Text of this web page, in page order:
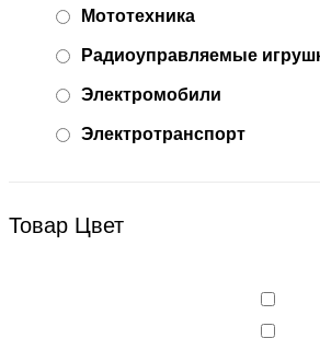
Мототехника
Радиоуправляемые
Электромобили
Электротранспорт
Товар Цвет